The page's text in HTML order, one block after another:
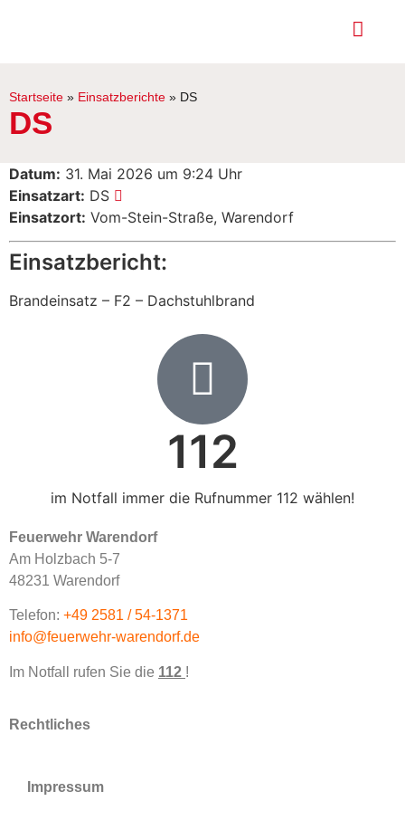
Startseite » Einsatzberichte » DS
DS
Datum: 31. Mai 2026 um 9:24 Uhr
Einsatzart: DS
Einsatzort: Vom-Stein-Straße, Warendorf
Einsatzbericht:
Brandeinsatz – F2 – Dachstuhlbrand
112
im Notfall immer die Rufnummer 112 wählen!
Feuerwehr Warendorf
Am Holzbach 5-7
48231 Warendorf
Telefon: +49 2581 / 54-1371
info@feuerwehr-warendorf.de
Im Notfall rufen Sie die 112 !
Rechtliches
Impressum